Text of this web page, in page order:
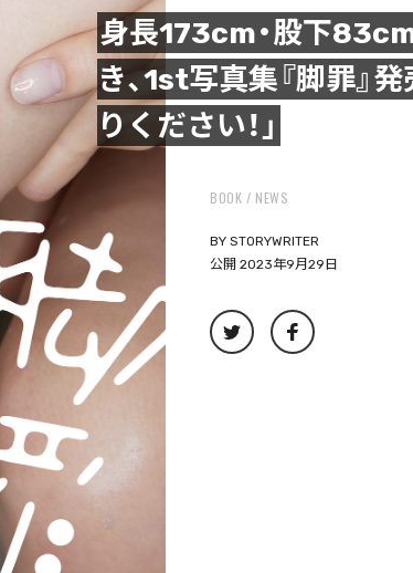
身長173cm・股下
き、1st写真集『脚罪』
りください！」
BOOK NEWS
BY STORYWRITER
公開 2023年9月29日